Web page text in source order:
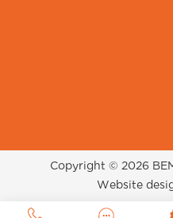
match sau từ stylist
Copyright © 2026
Website